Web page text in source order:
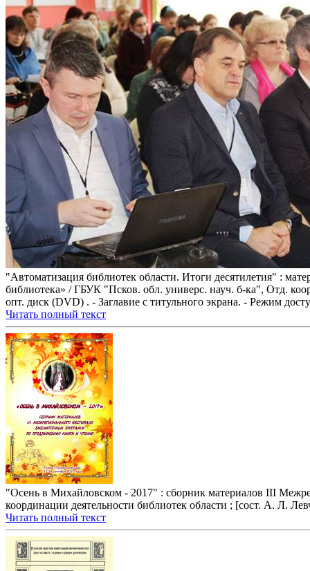
"Автоматизация библиотек области. Итоги десятилетия" :
библиотека» / ГБУК "Псков. обл. универс. науч. б-ка", Отд.
опт. диск (DVD) . - Заглавие с титульного экрана. - Режим
Читать полный текст
"Осень в Михайловском - 2017" : сборник материалов III
координации деятельности библиотек области ; [сост. А. Л.
Читать полный текст